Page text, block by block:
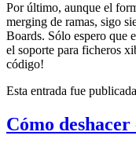
Por último, aunque el
merging de ramas, sigo
Boards. Sólo espero que
el soporte para ficheros
código!
Esta entrada fue
Cómo